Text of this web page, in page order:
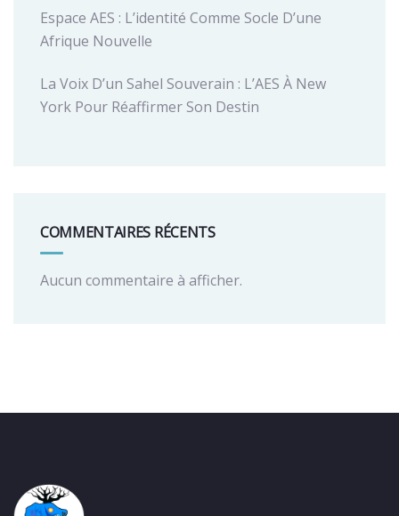
Espace AES : L’identité Comme Socle D’une
Afrique Nouvelle
La Voix D’un Sahel Souverain : L’AES À New
York Pour Réaffirmer Son Destin
COMMENTAIRES RÉCENTS
Aucun commentaire à afficher.